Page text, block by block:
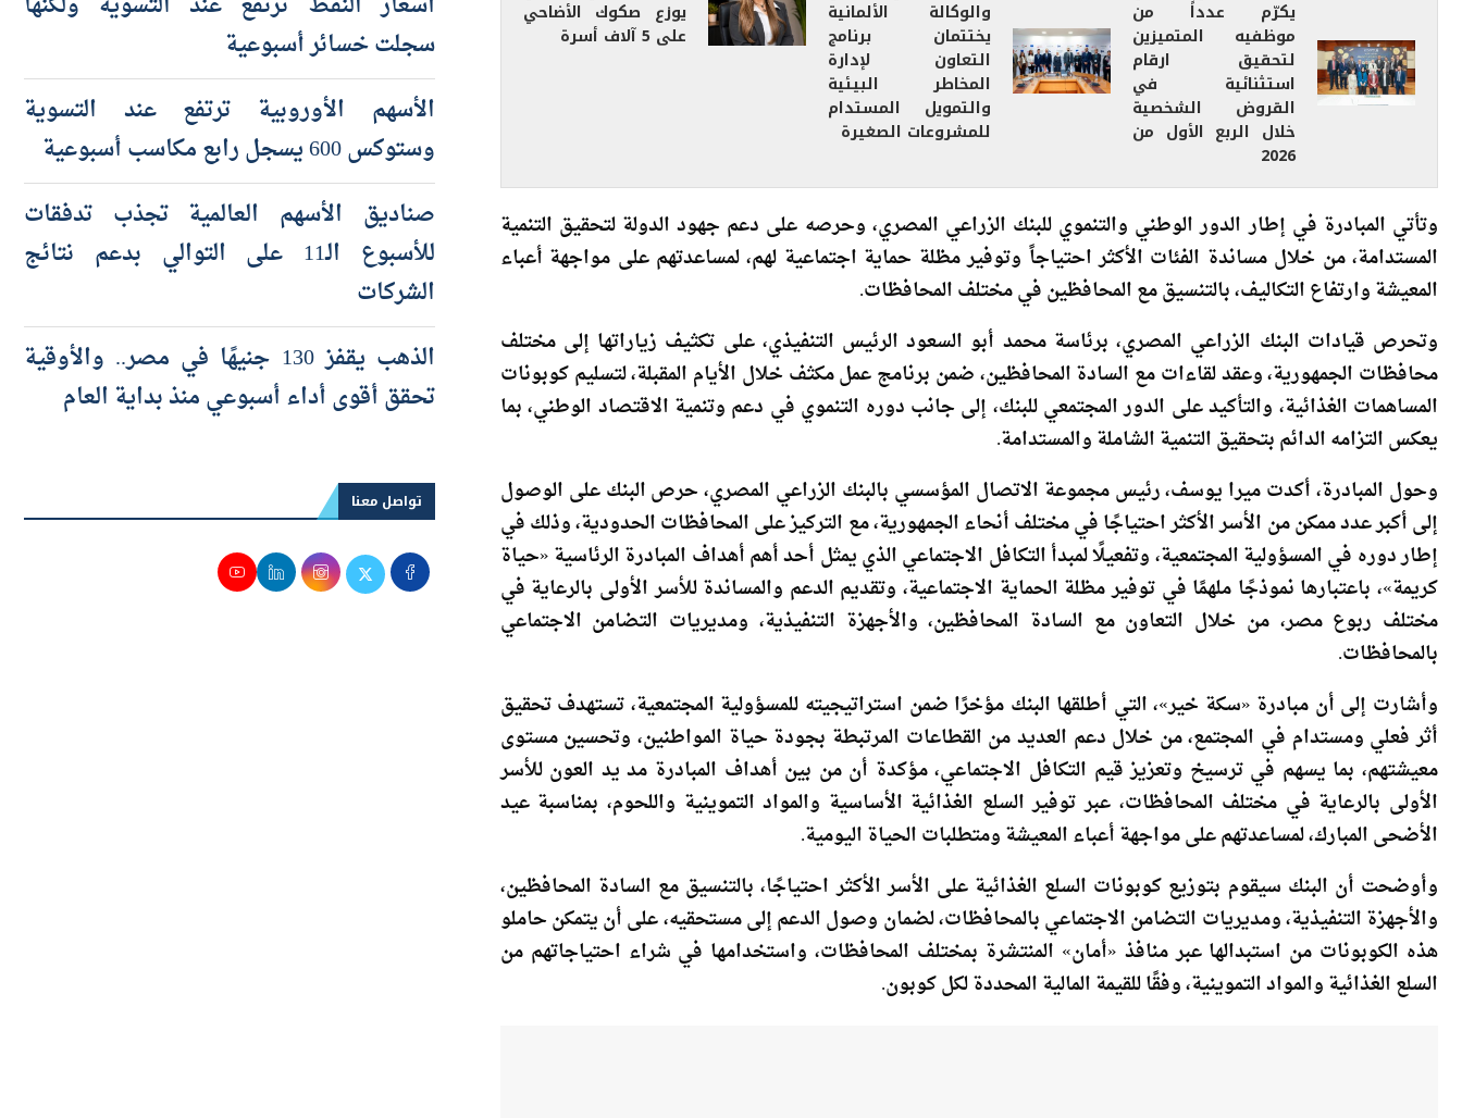
البنك الزراعي المصري
يكرّم عدداً من
موظفيه المتميزين
لتحقيق ارقام
استثنائية في
القروض الشخصية
خلال الربع الأول من
2026
البنك الزراعي المصري
والوكالة الألمانية
يختتمان برنامج
التعاون لإدارة
المخاطر البيئية
والتمويل المستدام
البنك الزراعي المصري
يوزع صكوك الأضاحي
وتأتي المبادرة في إطار الدور الوطني والتنموي للبنك الزراعي المصري، وحرصه على دعم جهود الدولة لتحقيق التنمية
المستدامة، من خلال مساندة الفئات الأكثر احتياجاً وتوفير مظلة حماية اجتماعية لهم، لمساعدتهم على مواجهة أعباء
المعيشة وارتفاع التكاليف، بالتنسيق مع المحافظين في مختلف المحافظات.
وتحرص قيادات البنك الزراعي المصري، برئاسة محمد أبو السعود الرئيس التنفيذي، على تكثيف زياراتها إلى مختلف
محافظات الجمهورية، وعقد لقاءات مع السادة المحافظين، ضمن برنامج عمل مكثف خلال الأيام المقبلة، لتسليم كوبونات
المساهمات الغذائية، والتأكيد على الدور المجتمعي للبنك، إلى جانب دوره التنموي في دعم وتنمية الاقتصاد الوطني، بما
يعكس التزامه الدائم بتحقيق التنمية الشاملة والمستدامة.
وحول المبادرة، أكدت ميرا يوسف، رئيس مجموعة الاتصال المؤسسي بالبنك الزراعي المصري، حرص البنك على الوصول
إلى أكبر عدد ممكن من الأسر الأكثر احتياجًا في مختلف أنحاء الجمهورية، مع التركيز على المحافظات الحدودية، وذلك في
إطار دوره في المسؤولية المجتمعية، وتفعيلًا لمبدأ التكافل الاجتماعي الذي يمثل أحد أهم أهداف المبادرة الرئاسية «حياة
كريمة»، باعتبارها نموذجًا ملهمًا في توفير مظلة الحماية الاجتماعية، وتقديم الدعم والمساندة للأسر الأولى بالرعاية في
مختلف ربوع مصر، من خلال التعاون مع السادة المحافظين، والأجهزة التنفيذية، ومديريات التضامن الاجتماعي
بالمحافظات.
وأشارت إلى أن مبادرة «سكة خير»، التي أطلقها البنك مؤخرًا ضمن استراتيجيته للمسؤولية المجتمعية، تستهدف تحقيق
أثر فعلي ومستدام في المجتمع، من خلال دعم العديد من القطاعات المرتبطة بجودة حياة المواطنين، وتحسين مستوى
معيشتهم، بما يسهم في ترسيخ وتعزيز قيم التكافل الاجتماعي، مؤكدة أن من بين أهداف المبادرة مد يد العون للأسر
الأولى بالرعاية في مختلف المحافظات، عبر توفير السلع الغذائية الأساسية والمواد التموينية واللحوم، بمناسبة عيد
الأضحى المبارك، لمساعدتهم على مواجهة أعباء المعيشة ومتطلبات الحياة اليومية.
وأوضحت أن البنك سيقوم بتوزيع كوبونات السلع الغذائية على الأسر الأكثر احتياجًا، بالتنسيق مع السادة المحافظين،
والأجهزة التنفيذية، ومديريات التضامن الاجتماعي بالمحافظات، لضمان وصول الدعم إلى مستحقيه، على أن يتمكن حاملو
هذه الكوبونات من استبدالها عبر منافذ «أمان» المنتشرة بمختلف المحافظات، واستخدامها في شراء احتياجاتهم من
أسعار النفط ترتفع عند التسوية ولكنها
سجلت خسائر أسبوعية
الأسهم الأوروبية ترتفع عند التسوية
وستوكس 600 يسجل رابع مكاسب أسبوعية
صناديق الأسهم العالمية تجذب تدفقات
الشركات
الذهب يقفز 130 جنيهًا في مصر.. والأوقية